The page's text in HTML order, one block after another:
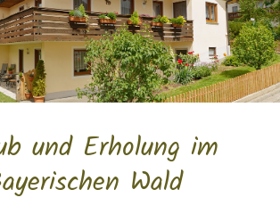
und Erholung im
Wald